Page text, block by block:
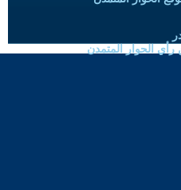
رأي الحوار المتمدن